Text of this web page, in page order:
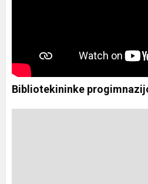
Bibliotekininke